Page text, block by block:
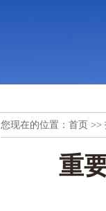
您现在的位置： 首页 >>
重